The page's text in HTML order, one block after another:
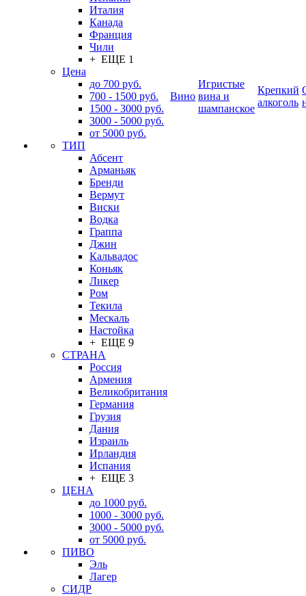
Италия
Канада
Франция
Чили
+ ЕЩЕ 1
Цена
до 700 руб.
700 - 1500 руб.
1500 - 3000 руб.
3000 - 5000 руб.
от 5000 руб.
ТИП
Абсент
Арманьяк
Бренди
Вермут
Виски
Водка
Граппа
Джин
Кальвадос
Коньяк
Ликер
Ром
Текила
Мескаль
Настойка
+ ЕЩЕ 9
СТРАНА
Россия
Армения
Великобритания
Германия
Грузия
Дания
Израиль
Ирландия
Испания
+ ЕЩЕ 3
ЦЕНА
до 1000 руб.
1000 - 3000 руб.
3000 - 5000 руб.
от 5000 руб.
ПИВО
Эль
Лагер
СИДР
Вино
Игристые
вина и
шампанское
Крепкий
алкоголь